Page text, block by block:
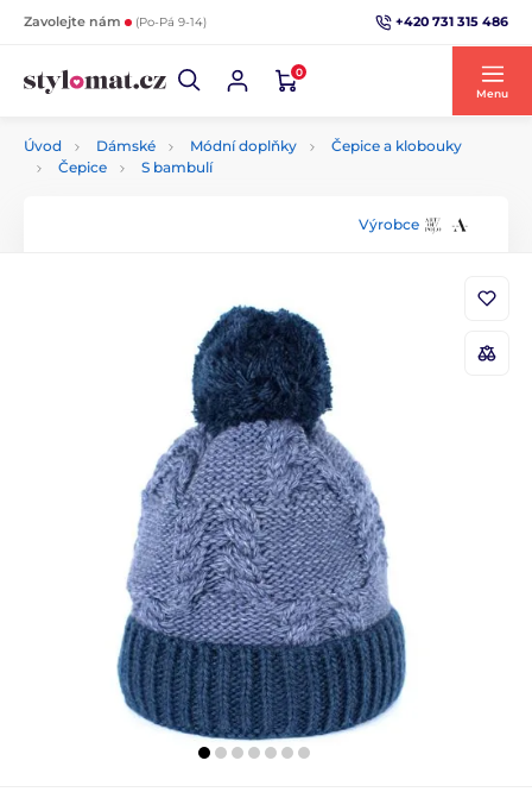
Zavolejte nám (Po-Pá 9-14) +420 731 315 486
0
Menu
Úvod Dámské Módní doplňky
Čepice a klobouky
Čepice
S bambulí
Výrobce